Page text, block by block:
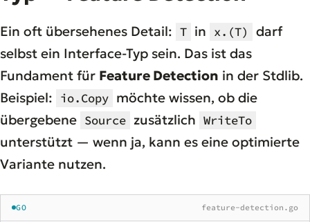
Ein oft übersehenes Detail: T in x.(T)
darf
selbst ein Interface-Typ sein. Das ist das
Fundament für Feature Detection in der Stdlib.
Beispiel: io.Copy möchte wissen, ob die
übergebene Source zusätzlich WriteTo
unterstützt — wenn ja, kann es eine optimierte
Variante nutzen.
GO feature-detection.go